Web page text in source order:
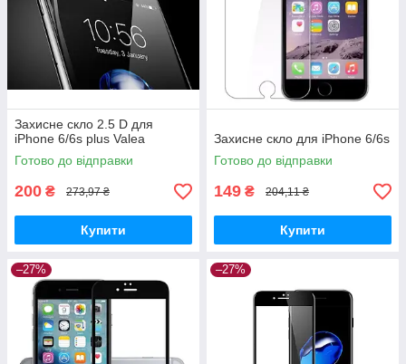
Захисне скло 2.5 D для
iPhone 6/6s plus Valea
Готово до відправки
200 ₴ 273,97 ₴
Купити
Захисне скло для iPhone 6/6s
Готово до відправки
149 ₴ 204,11 ₴
Купити
–27% –27%